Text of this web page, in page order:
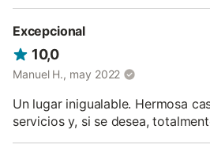
Excepcional
10,0
Manuel H., may 2022
Un lugar inigualable. Hermosa
servicios y, si se desea,